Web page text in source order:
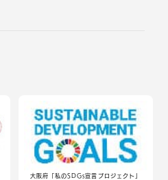
大阪府「私のSDGs宣言プロジェクト」